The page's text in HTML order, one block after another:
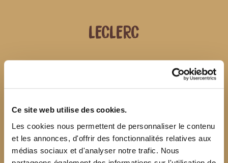
Ce site web utilise des cookies.
Les cookies nous permettent de personnaliser le contenu
et les annonces, d'offrir des fonctionnalités relatives aux
médias sociaux et d'analyser notre trafic. Nous
LECLERC